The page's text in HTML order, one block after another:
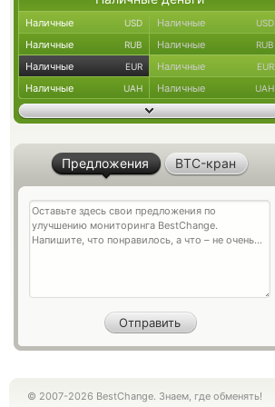
Наличные USD Наличные USD
Наличные RUB Наличные RUB
Наличные EUR Наличные EUR
Наличные UAH Наличные UAH
Предложения BTC-кран
© 2007-2026 BestChange. Знаем, где обменять!